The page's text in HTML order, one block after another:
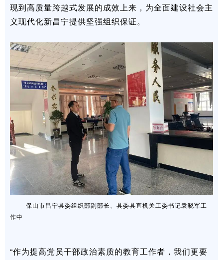
现到高质量跨越式发展的成效上来，为全面建设社会主
义现代化新昌宁提供坚强组织保证。
保山市昌宁县委组织部副部长、县委县直机关工委书记袁晓军工
作中
“作为提高党员干部政治素质的教育工作者，我们更要